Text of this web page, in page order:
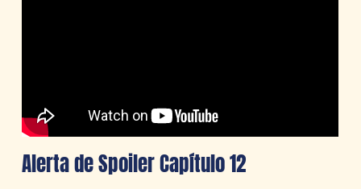
Alerta de Spoiler Capítulo 12